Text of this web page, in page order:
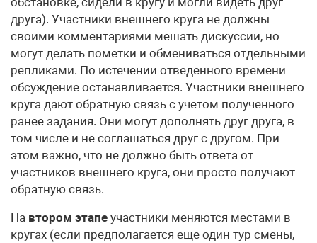
друга). Участники внешнего круга не должны
своими комментариями мешать дискуссии, но
могут делать пометки и обмениваться отдельными
репликами. По истечении отведенного времени
обсуждение останавливается. Участники внешнего
круга дают обратную связь с учетом полученного
ранее задания. Они могут дополнять друг друга, в
том числе и не соглашаться друг с другом. При
этом важно, что не должно быть ответа от
участников внешнего круга, они просто получают
обратную связь.
На втором этапе участники меняются местами в
кругах (если предполагается еще один тур смены,